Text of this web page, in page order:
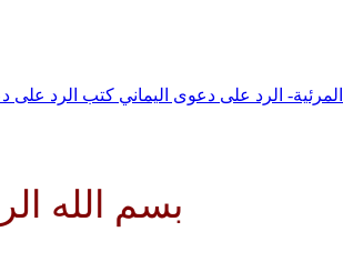
المرئية- الرد على دعوى اليماني كتب الرد على
بسم الله الرحمن